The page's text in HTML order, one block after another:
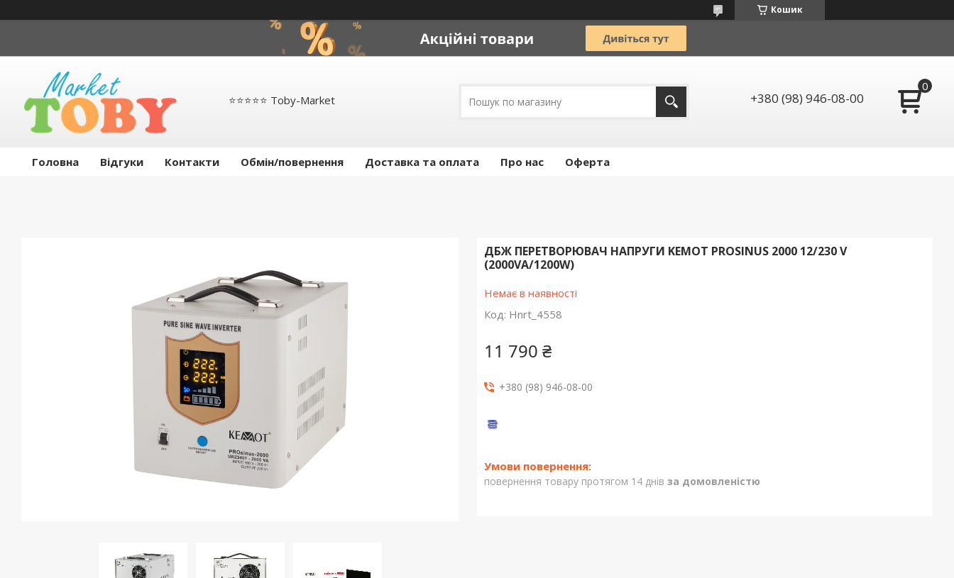
Кошик
⭐️⭐️⭐️⭐️⭐️ Toby-Market +380 (98) 946-08-00
Головна Відгуки Контакти Обмін/повернення Доставка та оплата Про нас Оферта
ДБЖ ПЕРЕТВОРЮВАЧ НАПРУГИ KEMOT PROSINUS 2000 12/230 V
(2000VA/1200W)
Немає в наявності
Код: Hnrt_4558
11 790 ₴
+380 (98) 946-08-00
повернення товару протягом 14 днів за домовленістю